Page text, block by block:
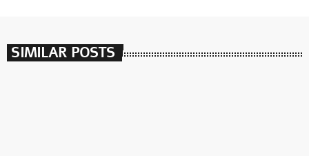
SIMILAR POSTS